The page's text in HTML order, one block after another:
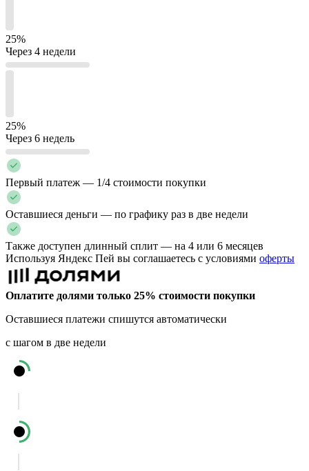
25%
Через 4 недели
25%
Через 6 недель
Первый платеж — 1/4 стоимости покупки
Оставшиеся деньги — по графику раз в две недели
Также доступен длинный сплит — на 4 или 6 месяцев
Используя Яндекс Пей вы соглашаетесь с условиями оферты
Оплатите долями только 25% стоимости покупки
Оставшиеся платежи спишутся автоматически
с шагом в две недели